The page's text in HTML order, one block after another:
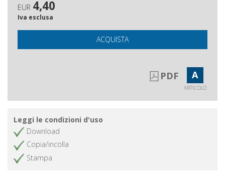
EUR 4,40
Iva esclusa
ACQUISTA
PDF A
ARTICOLO
Leggi le condizioni d'uso
Download
Copia/incolla
Stampa